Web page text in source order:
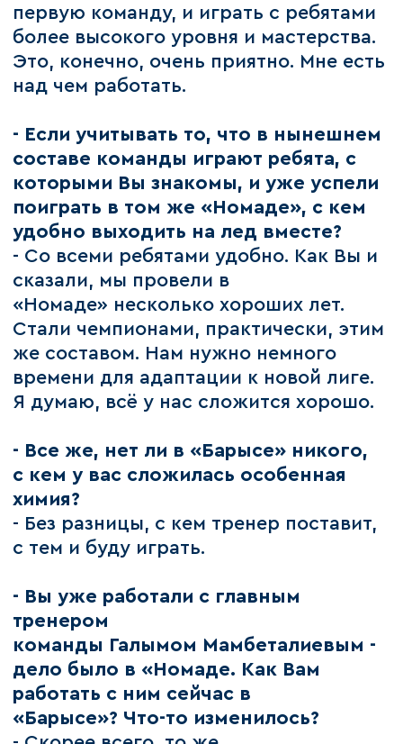
первую команду, и играть с ребятами
более высокого уровня и мастерства.
Это, конечно, очень приятно. Мне есть
над чем работать.
- Если учитывать то, что в нынешнем
составе команды играют ребята, с
которыми Вы знакомы, и уже успели
поиграть в том же «Номаде», с кем
удобно выходить на лед вместе?
- Со всеми ребятами удобно. Как Вы и
сказали, мы провели в
«Номаде» несколько хороших лет.
Стали чемпионами, практически, этим
же составом. Нам нужно немного
времени для адаптации к новой лиге.
Я думаю, всё у нас сложится хорошо.
- Все же, нет ли в «Барысе» никого,
с кем у вас сложилась особенная
химия?
- Без разницы, с кем тренер поставит,
с тем и буду играть.
- Вы уже работали с главным
тренером
команды Галымом Мамбеталиевым -
дело было в «Номаде. Как Вам
работать с ним сейчас в
«Барысе»? Что-то изменилось?